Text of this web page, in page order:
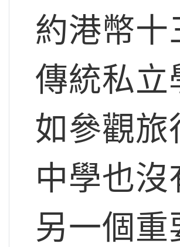
約港幣十
傳統私立
如參觀旅
中學也
另一個